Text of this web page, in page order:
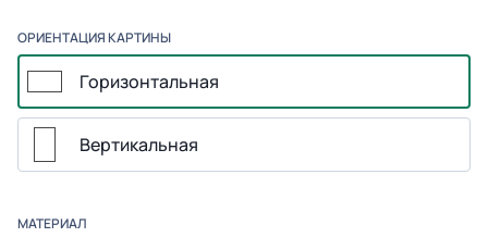
ОРИЕНТАЦИЯ КАРТИНЫ
Горизонтальная
Вертикальная
МАТЕРИАЛ